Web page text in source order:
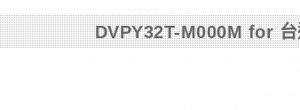
DVPY32T-M000M for